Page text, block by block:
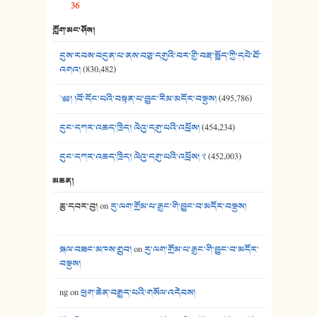
36
ཀློག་མང་ཤོས།
དུས་རབས་བདུན་པ་ནས་བཅུ་དགུའི་བར་གྱི་བརྡ་སྤྲོད་ཀྱི་དཔེ་ཐོ་
འགའ།(830,482)
༄༅། །བོ་དོང་པའི་བསྟན་པ་བྱུང་རིམ་མདོར་བསྡུས།(495,786)
དུང་དཀར་འཆད་ཁྲིད། ལེའུ་དགུ་པའི་འཕྲོས།(454,234)
དུང་དཀར་འཆད་ཁྲིད། ལེའུ་དགུ་པའི་འཕྲོས། ༢(452,003)
མཆན།
ཆུ་དབར་བུ།onརུ་ལག་གྲོམ་པ་རྒྱང་གི་བྱུང་བ་མདོར་བསྡུས།
སྐལ་བཟང་མཁས་གྲུབ།onརུ་ལག་གྲོམ་པ་རྒྱང་གི་བྱུང་བ་མདོར་
བསྡུས།
ngonཕྱག་ཆེན་བརྒྱུད་པའི་གསོལ་འདེབས།